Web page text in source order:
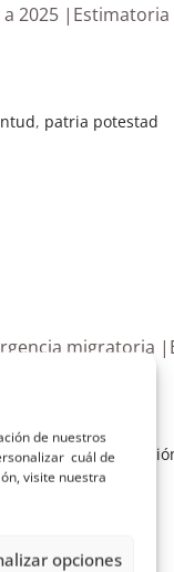
de nuestros
cuál de
visite nuestra
opciones
2025 |Estimatoria
, patria potestad
migratoria
,infancia,